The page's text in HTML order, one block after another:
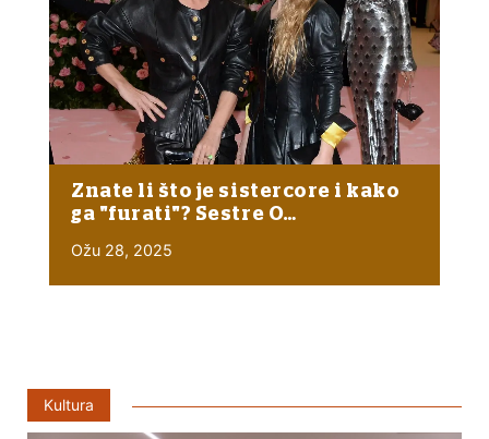
Znate li što je sistercore i kako
ga "furati"? Sestre O…
Ožu 28, 2025
Kultura